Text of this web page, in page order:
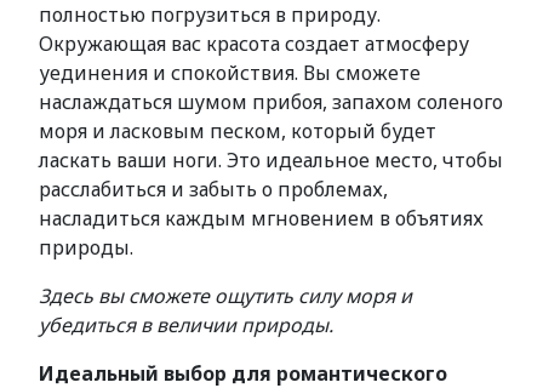
полностью погрузиться в природу.
Окружающая вас красота создает атмосферу
уединения и спокойствия. Вы сможете
наслаждаться шумом прибоя, запахом соленого
моря и ласковым песком, который будет
ласкать ваши ноги. Это идеальное место, чтобы
расслабиться и забыть о проблемах,
насладиться каждым мгновением в объятиях
природы.
Здесь вы сможете ощутить силу моря и
убедиться в величии природы.
Идеальный выбор для романтического